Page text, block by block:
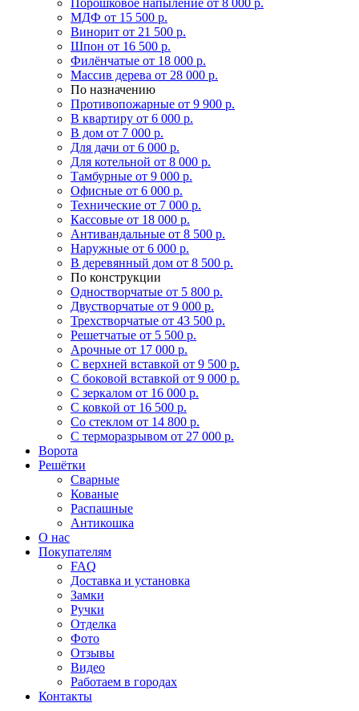
Порошковое напыление от 8 000 р.
МДФ от 15 500 р.
Винорит от 21 500 р.
Шпон от 16 500 р.
Филёнчатые от 18 000 р.
Массив дерева от 28 000 р.
По назначению
Противопожарные от 9 900 р.
В квартиру от 6 000 р.
В дом от 7 000 р.
Для дачи от 6 000 р.
Для котельной от 8 000 р.
Тамбурные от 9 000 р.
Офисные от 6 000 р.
Технические от 7 000 р.
Кассовые от 18 000 р.
Антивандальные от 8 500 р.
Наружные от 6 000 р.
В деревянный дом от 8 500 р.
По конструкции
Одностворчатые от 5 800 р.
Двустворчатые от 9 000 р.
Трехстворчатые от 43 500 р.
Решетчатые от 5 500 р.
Арочные от 17 000 р.
С верхней вставкой от 9 500 р.
С боковой вставкой от 9 000 р.
С зеркалом от 16 000 р.
С ковкой от 16 500 р.
Со стеклом от 14 800 р.
С терморазрывом от 27 000 р.
Ворота
Решётки
Сварные
Кованые
Распашные
Антикошка
О нас
Покупателям
FAQ
Доставка и установка
Замки
Ручки
Отделка
Фото
Отзывы
Видео
Работаем в городах
Контакты